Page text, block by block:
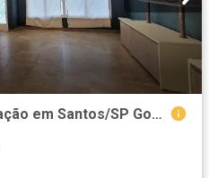
Casa / Sobrado para Locação em Santos/SP Gonzaga 4 Quartos